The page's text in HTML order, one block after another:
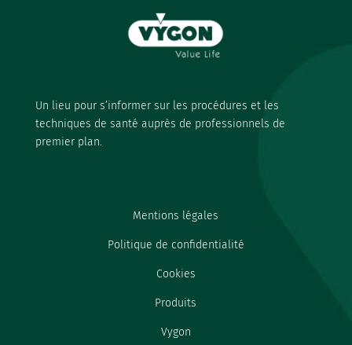
Un lieu pour s’informer sur les procédures et les
techniques de santé auprès de professionnels de
premier plan.
Mentions légales
Politique de confidentialité
Cookies
Produits
Vygon